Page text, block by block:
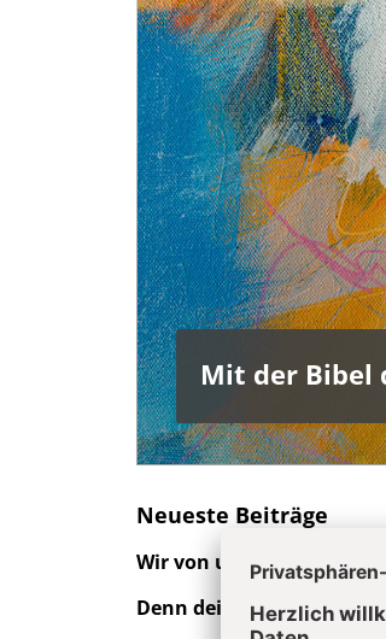
Mit der Bibel
Neueste Beiträge
Wir von unten:Johannes
Denn dein Licht kommt: